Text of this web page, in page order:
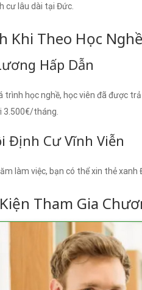
cư lâu dài tại Đức.
Khi Theo Học
Hấp Dẫn
trình học nghề, học viên đã được
3.500€/tháng.
Định Cư Vĩnh Viễn
làm việc, bạn có thể xin thẻ xanh
Tham Gia